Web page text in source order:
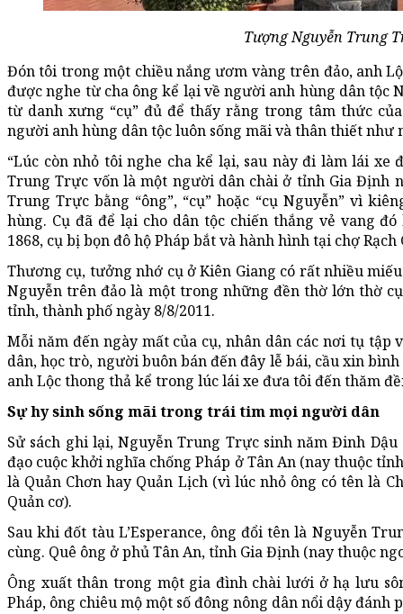
Tượng Nguyễn Trung
Đón tôi trong một chiều nắng ươm vàng trên đảo, anh
được nghe từ cha ông kể lại về người anh hùng dân tộc
từ danh xưng “cụ” đủ để thấy rằng trong tâm thức
người anh hùng dân tộc luôn sống mãi và thân thiết như
“Lúc còn nhỏ tôi nghe cha kể lại, sau này đi làm lái
Trung Trực vốn là một người dân chài ở tỉnh Gia Định
Trung Trực bằng “ông”, “cụ” hoặc “cụ Nguyễn” vì
hùng. Cụ đã để lại cho dân tộc chiến thắng vẻ vang
1868, cụ bị bọn đô hộ Pháp bắt và hành hình tại chợ
Thương cụ, tưởng nhớ cụ ở Kiên Giang có rất nhiều
Nguyễn trên đảo là một trong những đền thờ lớn thờ
tỉnh, thành phố ngày 8/8/2011.
Mỗi năm đến ngày mất của cụ, nhân dân các nơi tụ
dân, học trò, người buôn bán đến đây lễ bái, cầu xin
anh Lộc thong thả kể trong lúc lái xe đưa tôi đến thăm
Sự hy sinh sống mãi trong trái tim mọi người dân
Sử sách ghi lại, Nguyễn Trung Trực sinh năm Đinh
đạo cuộc khởi nghĩa chống Pháp ở Tân An (nay thuộc
là Quản Chơn hay Quản Lịch (vì lúc nhỏ ông có tên là
Quản cơ).
Sau khi đốt tàu L’Esperance, ông đổi tên là Nguyễn
cùng. Quê ông ở phủ Tân An, tỉnh Gia Định (nay thuộc
Ông xuất thân trong một gia đình chài lưới ở hạ lưu
Pháp, ông chiêu mộ một số đông nông dân nổi dậy đánh